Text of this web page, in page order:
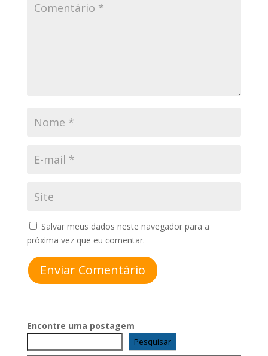
Salvar meus dados neste navegador para a
próxima vez que eu comentar.
Enviar Comentário
Encontre uma postagem
Pesquisar